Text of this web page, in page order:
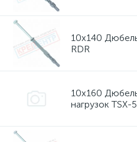
10х140
RDR
10х160
нагрузок TSX-